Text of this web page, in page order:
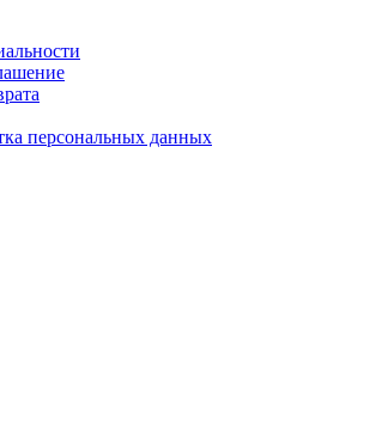
персональных данных